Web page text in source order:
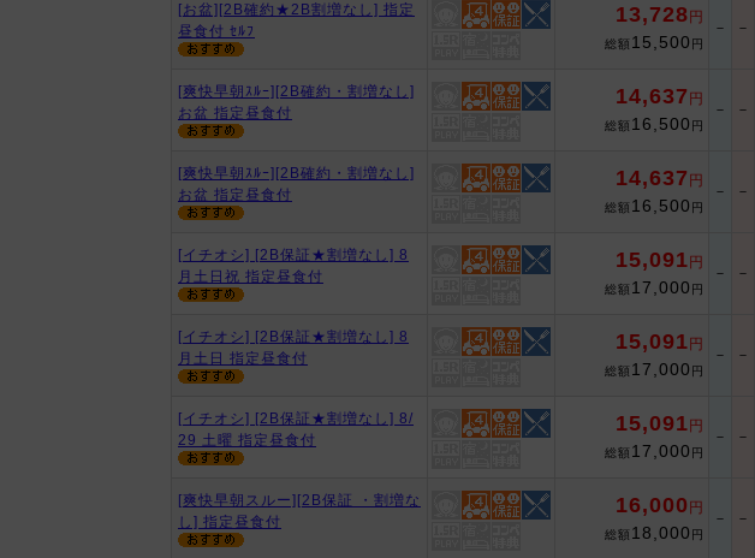
[お盆][2B確約★2B割増なし] 指定
昼食付 ｾﾙﾌ
13,728 円
総額 15,500 円
－ －
[爽快早朝ｽﾙｰ][2B確約・割増なし]
お盆 指定昼食付
14,637 円
総額 16,500 円
－ －
[爽快早朝ｽﾙｰ][2B確約・割増なし]
お盆 指定昼食付
14,637 円
総額 16,500 円
－ －
[イチオシ] [2B保証★割増なし] 8
月土日祝 指定昼食付
15,091 円
総額 17,000 円
－ －
[イチオシ] [2B保証★割増なし] 8
月土日 指定昼食付
15,091 円
総額 17,000 円
－ －
[イチオシ] [2B保証★割増なし] 8/
29 土曜 指定昼食付
15,091 円
総額 17,000 円
－ －
[爽快早朝スルー][2B保証 ・割増な
し] 指定昼食付
16,000 円
総額 18,000 円
－ －